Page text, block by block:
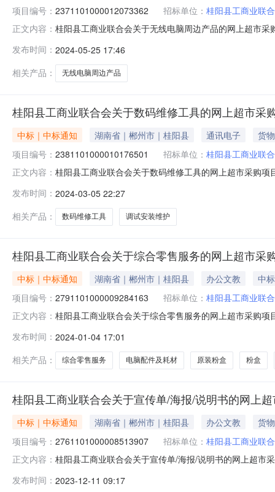
项目编号： 2371101000012073362 招标单位： 桂阳县工商业联
正文内容： 桂阳县工商业联合会关于无线电脑周边产品的网上超市
码:431021项目所在行政区划名称:湖南省郴州市桂阳县
发布时间： 2024-05-25 17:46
相关产品：
无线电脑周边产品
桂阳县工商业联合会关于数码维修工具的网上超市采
中标｜中标通知 湖南省｜郴州市｜桂阳县 通讯电子
货物
项目编号： 2381101000010176501 招标单位： 桂阳县工商业联
正文内容： 桂阳县工商业联合会关于数码维修工具的网上超市采购
话:0735-4470351采购计划信息：项目所在行政区划编
发布时间： 2024-03-05 22:27
相关产品：
数码维修工具 调试安装维护
桂阳县工商业联合会关于综合零售服务的网上超市采
中标｜中标通知 湖南省｜郴州市｜桂阳县 办公文教
中
项目编号： 2791101000009284163 招标单位： 桂阳县工商业联
正文内容： 桂阳县工商业联合会关于综合零售服务的网上超市采购
话:0735-4470351采购计划信息：项目所在行政区划编
发布时间： 2024-01-04 17:01
相关产品：
综合零售服务 电脑配件及耗材 原装粉盒 粉盒
桂阳县工商业联合会关于宣传单/海报/说明书的网上
中标｜中标通知 湖南省｜郴州市｜桂阳县 办公文教
货物
项目编号： 2761101000008513907 招标单位： 桂阳县工商业联
正文内容： 桂阳县工商业联合会关于宣传单/海报/说明书的网上超市
项目联系电话:0735-4470351采购计划信息：项目所在
发布时间： 2023-12-11 09:17